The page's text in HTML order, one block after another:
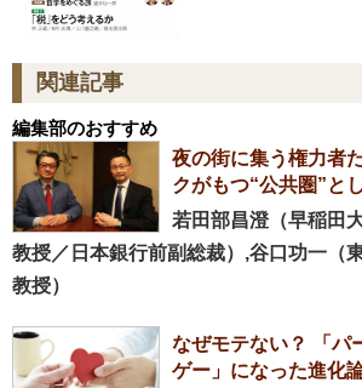
関連記事
編集部のおすすめ
夜の街に集う権力者
クがもつ“公共圏”と
若田部昌澄（早稲田
教授／日本銀行前副総裁）,谷口功一（
教授）
なぜモテない？ 「パ
ゲー」になった進化